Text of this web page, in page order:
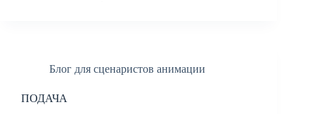
Блог для сценаристов анимации
ПОДАЧА